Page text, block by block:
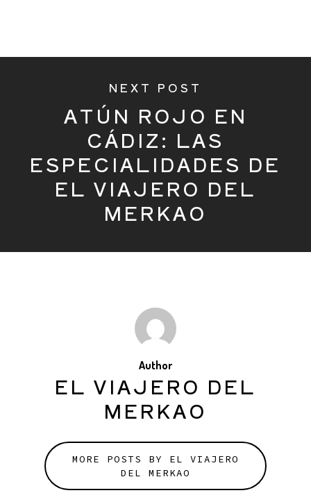
NEXT POST
ATÚN ROJO EN
CÁDIZ: LAS
ESPECIALIDADES DE
EL VIAJERO DEL
MERKAO
Author
EL VIAJERO DEL
MERKAO
MORE POSTS BY EL VIAJERO
DEL MERKAO